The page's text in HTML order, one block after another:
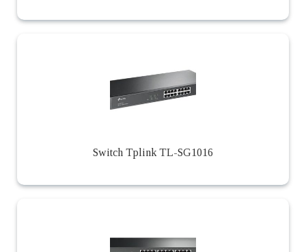
Switch Tplink TL-SG1016